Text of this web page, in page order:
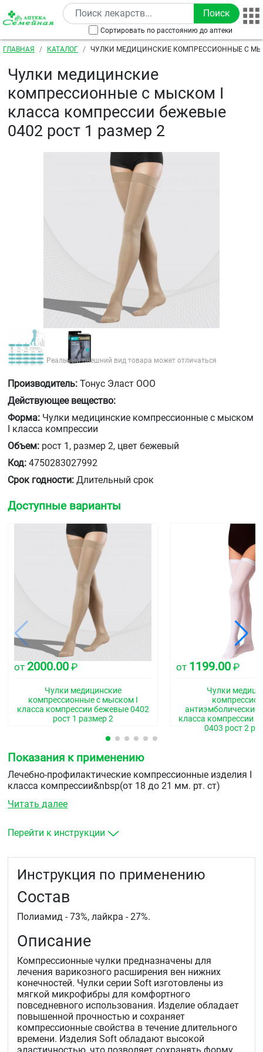
Перейти к основному содержанию
Сортировать по расстоянию до аптеки
Строка навигации
ГЛАВНАЯ КАТАЛОГ
ЧУЛКИ МЕДИЦИНСКИЕ КОМПРЕССИОННЫЕ С
Чулки медицинские
компрессионные с мыском I
класса компрессии бежевые
0402 рост 1 размер 2
Реальный внешний вид товара может отличаться
Производитель: Тонус Эласт ООО
Действующее вещество:
Форма: Чулки медицинские компрессионные с мыском
I класса компрессии
Объем: рост 1, размер 2, цвет бежевый
Код: 4750283027992
Срок годности: Длительный срок
Доступные варианты
от 2000.00 ₽
Чулки медицинские
компрессионные с мыском I
класса компрессии бежевые 0402
рост 1 размер 2
от 1199.00 ₽
Чулки
антиэмболические
класса компрессии
0403 рост 2
Показания к применению
Лечебно-профилактические компрессионные изделия I
класса компрессии&nbsp(от 18 до 21 мм. рт. ст)
лечения начальных стадий варикозной болезни:
боль, усталость, отеки, ощущения зуда и жжения в
варикозно-расширенные вены.
профилактики заболеваний вен при
наследственной предрасположенности.&nbsp
профилактики варикозного расширения вен в
положении стоя или сидя , избыточный вес,
при спортивных нагрузках.
Читать далее
Перейти к инструкции
Инструкция по применению
Состав
Полиамид - 73%, лайкра - 27%.
Описание
Компрессионные чулки предназначены для
лечения варикозного расширения вен нижних
конечностей. Чулки серии Soft изготовлены из
мягкой микрофибры для комфортного
повседневного использования. Изделие обладает
повышенной прочностью и сохраняет
компрессионные свойства в течение длительного
времени. Изделия Soft обладают высокой